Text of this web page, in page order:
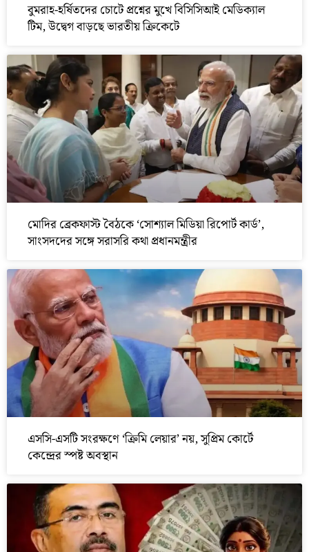
বুমরাহ-হর্ষিতদের চোটে প্রশ্নের মুখে বিসিসিআই মেডিক্যাল
টিম, উদ্বেগ বাড়ছে ভারতীয় ক্রিকেটে
মোদির ব্রেকফাস্ট বৈঠকে ‘সোশ্যাল মিডিয়া রিপোর্ট কার্ড’,
সাংসদদের সঙ্গে সরাসরি কথা প্রধানমন্ত্রীর
এসসি-এসটি সংরক্ষণে ‘ক্রিমি লেয়ার’ নয়, সুপ্রিম কোর্টে
কেন্দ্রের স্পষ্ট অবস্থান